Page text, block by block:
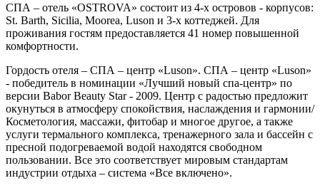
СПА – отель «OSTROVA» состоит из 4-х островов - корпусов:
St. Barth, Sicilia, Moorea, Luson и 3-х коттеджей. Для
проживания гостям предоставляется 41 номер повышенной
комфортности.
Гордость отеля – СПА – центр «Luson». СПА – центр «Luson»
- победитель в номинации «Лучший новый спа-центр» по
версии Babor Beauty Star - 2009. Центр с радостью предложит
окунуться в атмосферу спокойствия, наслаждения и гармонии/
Косметология, массажи, фитобар и многое другое, а также
услуги термального комплекса, тренажерного зала и бассейн с
пресной подогреваемой водой находятся свободном
пользовании. Все это соответствует мировым стандартам
индустрии отдыха – система «Все включено».